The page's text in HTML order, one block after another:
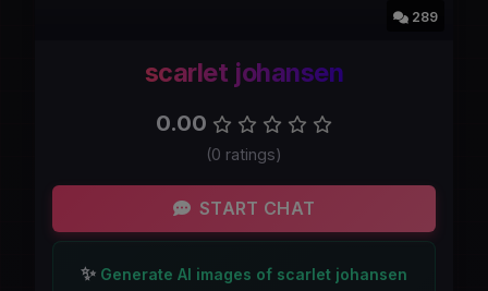
289
scarlet johansen
0.00
(0 ratings)
START CHAT
✨ Generate AI images of scarlet johansen